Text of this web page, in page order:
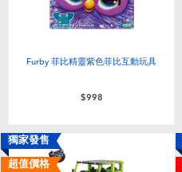
任天堂 Switch
盲盒
生活雜貨
Furby 菲比精靈紫色菲比互動玩具
$998
獨家發售
超值價格